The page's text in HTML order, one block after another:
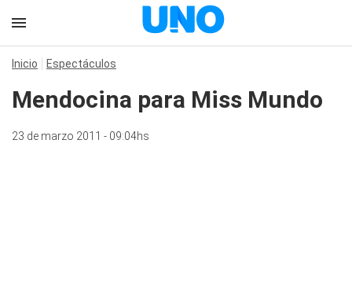
Inicio Espectáculos
Mendocina para Miss Mundo
23 de marzo 2011 - 09:04hs